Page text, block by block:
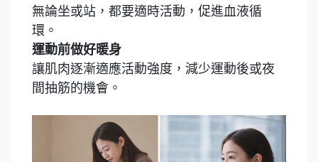
無論坐或站，都要適時活動，促進血液循
環。
運動前做好暖身
讓肌肉逐漸適應活動強度，減少運動後或夜
間抽筋的機會。